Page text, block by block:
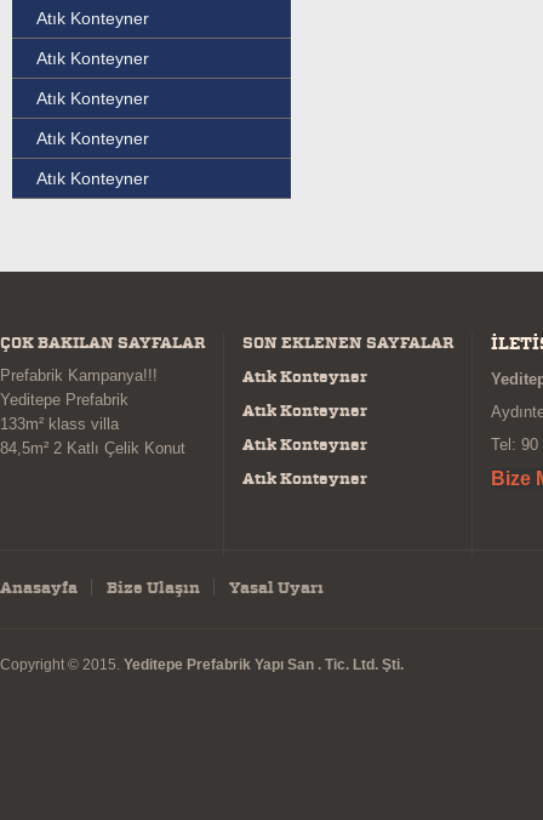
Atık Konteyner
Atık Konteyner
Atık Konteyner
Atık Konteyner
Atık Konteyner
ÇOK BAKILAN SAYFALAR
Prefabrik Kampanya!!!
Yeditepe Prefabrik
133m² klass villa
84,5m² 2 Katlı Çelik Konut
SON EKLENEN SAYFALAR
Atık Konteyner
Atık Konteyner
Atık Konteyner
Atık Konteyner
Tel: 90
Bize
Anasayfa Bize Ulaşın Yasal Uyarı
Copyright © 2015. Yeditepe Prefabrik Yapı San . Tic. Ltd. Şti.